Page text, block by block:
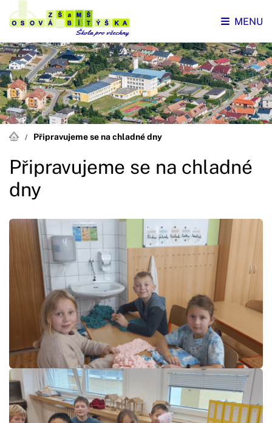
MENU
Připravujeme se na chladné dny
Připravujeme se na chladné
dny